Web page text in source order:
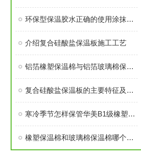
环保型保温胶水正确的使用涂抹方法
介绍复合硅酸盐保温板施工工艺
铝箔橡塑保温棉与铝箔玻璃棉保温棉哪个价格高
复合硅酸盐保温板的主要特征及一般性质解析
寒冷季节怎样保管华美B1级橡塑板？
橡塑保温棉和玻璃棉保温棉哪个更好？